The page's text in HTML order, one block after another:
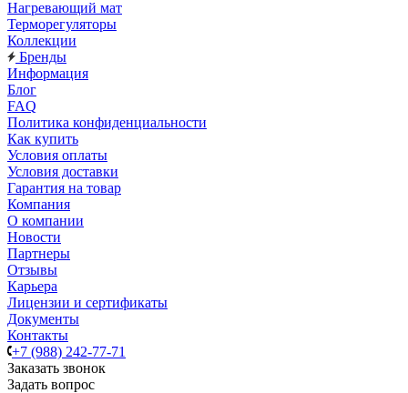
Нагревающий мат
Терморегуляторы
Коллекции
Бренды
Информация
Блог
FAQ
Политика конфиденциальности
Как купить
Условия оплаты
Условия доставки
Гарантия на товар
Компания
О компании
Новости
Партнеры
Отзывы
Карьера
Лицензии и сертификаты
Документы
Контакты
+7 (988) 242-77-71
Заказать звонок
Задать вопрос